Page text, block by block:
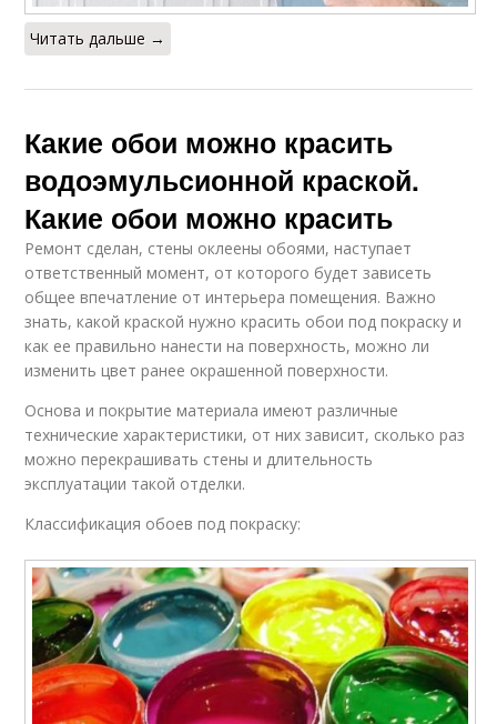
Читать дальше →
Какие обои можно красить
водоэмульсионной краской.
Какие обои можно красить
Ремонт сделан, стены оклеены обоями, наступает
ответственный момент, от которого будет зависеть
общее впечатление от интерьера помещения. Важно
знать, какой краской нужно красить обои под покраску и
как ее правильно нанести на поверхность, можно ли
изменить цвет ранее окрашенной поверхности.
Основа и покрытие материала имеют различные
технические характеристики, от них зависит, сколько раз
можно перекрашивать стены и длительность
эксплуатации такой отделки.
Классификация обоев под покраску: